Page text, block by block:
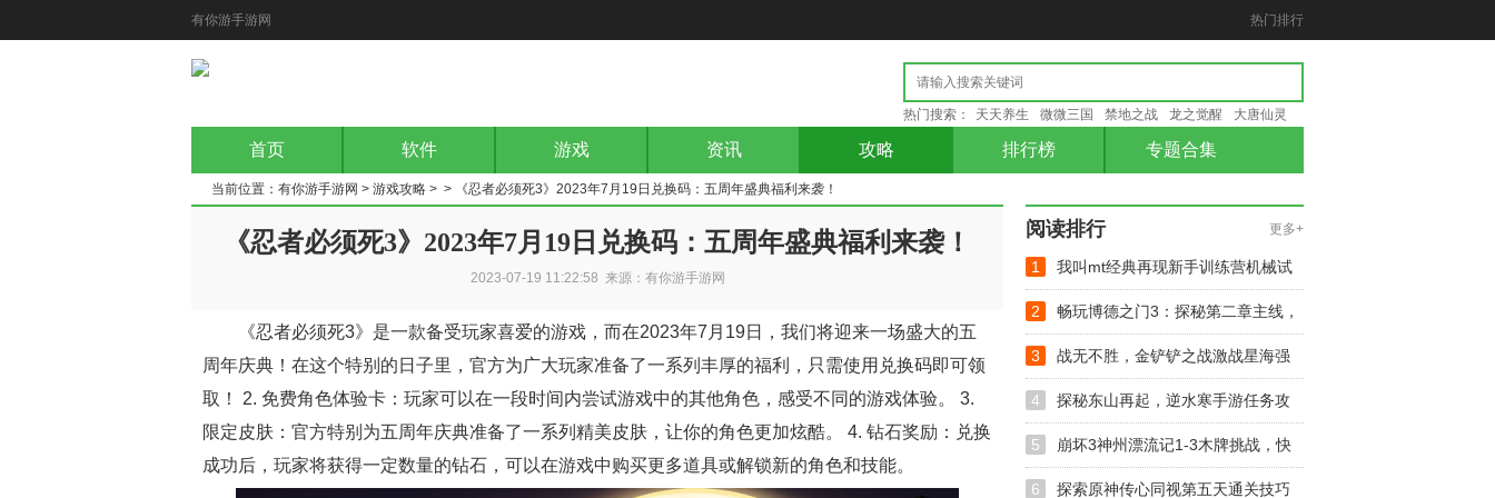
热门排行
有你游手游网
热门搜索： 天天养生 微微三国 禁地之战 龙之觉醒 大唐仙灵
首页 软件 游戏 资讯 攻略 排行榜 专题合集
当前位置： 有你游手游网 > 游戏攻略 > > 《忍者必须死3》2023年7月19日兑换码：五周年盛典福利来袭！
《忍者必须死3》2023年7月19日兑换码：五周年盛典福利来袭！
2023-07-19 11:22:58 来源：有你游手游网
《忍者必须死3》是一款备受玩家喜爱的游戏，而在2023年7月19日，我们将迎来一场盛大的五
周年庆典！在这个特别的日子里，官方为广大玩家准备了一系列丰厚的福利，只需使用兑换码即可领
取！ 2. 免费角色体验卡：玩家可以在一段时间内尝试游戏中的其他角色，感受不同的游戏体验。 3.
限定皮肤：官方特别为五周年庆典准备了一系列精美皮肤，让你的角色更加炫酷。 4. 钻石奖励：兑换
成功后，玩家将获得一定数量的钻石，可以在游戏中购买更多道具或解锁新的角色和技能。
更多+
阅读排行
1 我叫mt经典再现新手训练营机械试
炼攻略
2 畅玩博德之门3：探秘第二章主线，
驱除寄生虫任务攻略大揭秘
3 战无不胜，金铲铲之战激战星海强
势阵容推荐与选择攻略
4 探秘东山再起，逆水寒手游任务攻
略与周大虎NPC互动技巧
5 崩坏3神州漂流记1-3木牌挑战，快
速通关技巧大揭秘！
6 探索原神传心同视第五天通关技巧